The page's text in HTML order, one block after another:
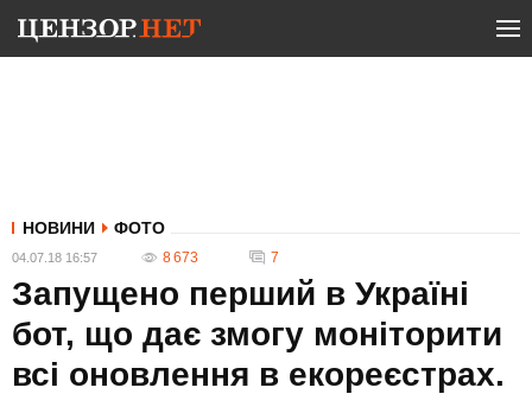
НОВИНИ ФОТО
04.07.18 16:57 8 673 7
Запущено перший в Україні
бот, що дає змогу моніторити
всі оновлення в екореєстрах.